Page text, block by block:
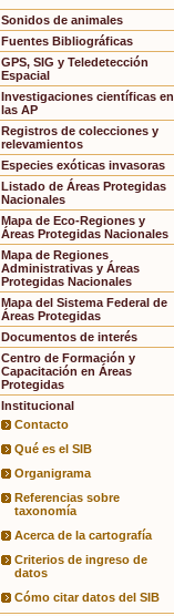
Sonidos de animales
Fuentes Bibliográficas
GPS, SIG y Teledetección
Espacial
Investigaciones científicas en
las AP
Registros de colecciones y
relevamientos
Especies exóticas invasoras
Listado de Áreas Protegidas
Nacionales
Mapa de Eco-Regiones y
Áreas Protegidas Nacionales
Mapa de Regiones
Administrativas y Áreas
Protegidas Nacionales
Mapa del Sistema Federal de
Áreas Protegidas
Documentos de interés
Centro de Formación y
Capacitación en Áreas
Protegidas
Institucional
Contacto
Qué es el SIB
Organigrama
Referencias sobre
taxonomía
Acerca de la cartografía
Criterios de ingreso de
datos
Cómo citar datos del SIB